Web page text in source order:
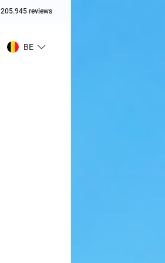
205.945 reviews
BE